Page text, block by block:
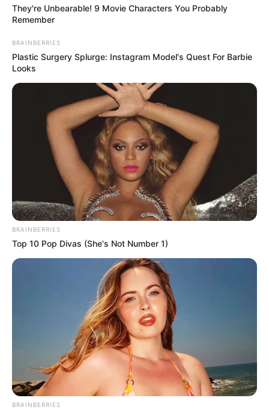
They're Unbearable! 9 Movie Characters You Probably
Remember
BRAINBERRIES
Plastic Surgery Splurge: Instagram Model's Quest For Barbie
Looks
BRAINBERRIES
Top 10 Pop Divas (She's Not Number 1)
BRAINBERRIES